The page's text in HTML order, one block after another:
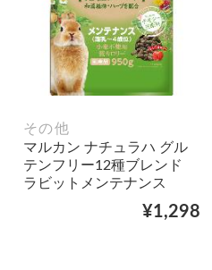
その他
マルカン ナチュラハ グル
テンフリー12種ブレンド
ラビットメンテナンス
¥1,298